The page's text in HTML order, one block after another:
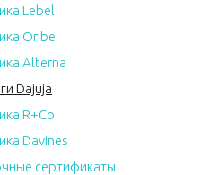
Lebel
Oribe
Alterna
Dajuja
R+Co
Davines
сертификаты